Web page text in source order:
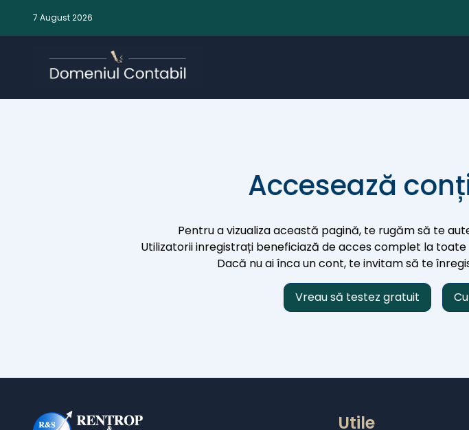
7 August 2026
Accesează
Pentru a vizualiza această pagină, te rugăm să te
Utilizatorii inregistrați beneficiază de acces complet la
Dacă nu ai înca un cont, te invitam să te
Vreau să testez gratuit
Utile